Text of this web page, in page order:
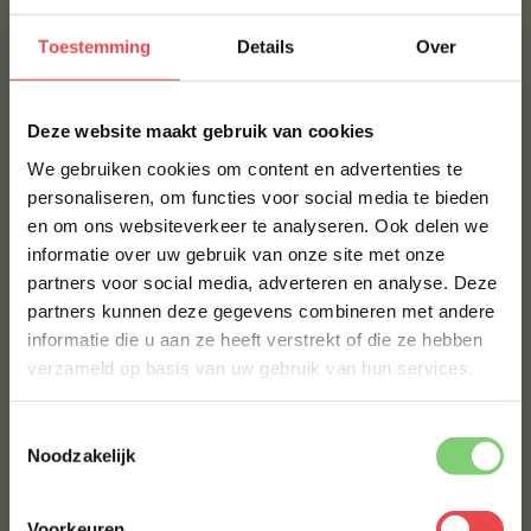
Toestemming Details Over
Deze website maakt gebruik van cookies
We gebruiken cookies om content en advertenties te
personaliseren, om functies voor social media te bieden
en om ons websiteverkeer te analyseren. Ook delen we
informatie over uw gebruik van onze site met onze
partners voor social media, adverteren en analyse. Deze
partners kunnen deze gegevens combineren met andere
informatie die u aan ze heeft verstrekt of die ze hebben
verzameld op basis van uw gebruik van hun services.
Noodzakelijk
Perfect bij
Stoofgerechten of langzaam gegaarde vleesplakken
Grillplank, gourmet of feestelijke vleesplank
Serveersuggesties
Snijd de bavette na bereiding in dunne plakjes en
serveer met chimichurri of salsa verde voor een Zuid-
aardappel of een frisse salade voor een
Voor een stoofvariant: maak een rodewijn‑jus met
10% korting op je
eerste bestelling*
Schrijf je in voor onze nieuwsbrief en ontvang direct
10% korting op jouw eerste bestelling.
ACHTERNAAM